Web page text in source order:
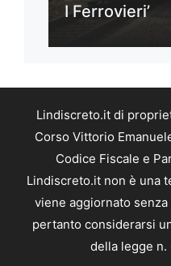
I Ferrovieri’
Lindiscreto.it di
Corso Vittorio
Codice Fiscale e
Lindiscreto.it non è una
viene aggiornato
pertanto considerarsi
della legge n.